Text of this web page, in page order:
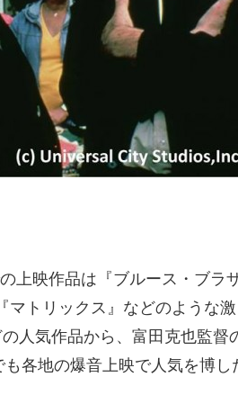
上映作品は『ブルース・ブラ
トリックス』などのような
人気作品から、富田克也監督
各地の爆音上映で人気を博